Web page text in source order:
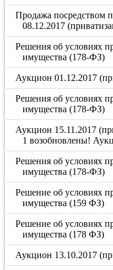
Продажа посредством
08.12.2017
Решения об условиях
имущества (178-ФЗ)
Аукцион 01.12.2017
Решения об условиях
имущества (178-ФЗ)
Аукцион 15.11.2017
1 возобновлены!
Решения об условиях
имущества (178-ФЗ)
Решение об условиях
имущества (159 ФЗ)
Решение об условиях
имущества (178 ФЗ)
Аукцион 13.10.2017